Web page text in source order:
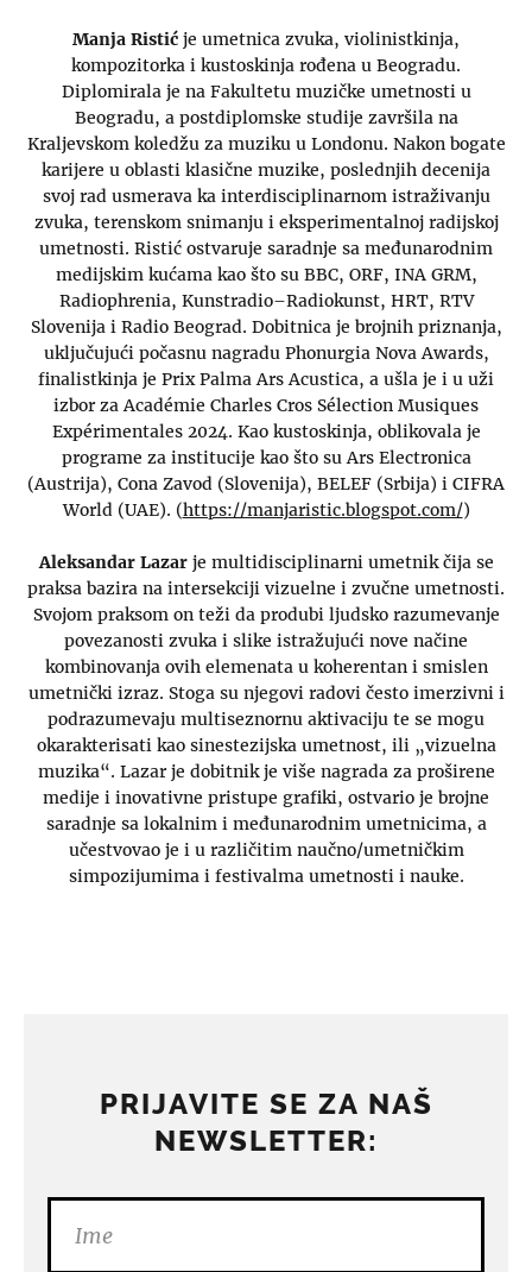
Manja Ristić je umetnica zvuka, violinistkinja,
kompozitorka i kustoskinja rođena u Beogradu.
Diplomirala je na Fakultetu muzičke umetnosti u
Beogradu, a postdiplomske studije završila na
Kraljevskom koledžu za muziku u Londonu. Nakon bogate
karijere u oblasti klasične muzike, poslednjih decenija
svoj rad usmerava ka interdisciplinarnom istraživanju
zvuka, terenskom snimanju i eksperimentalnoj radijskoj
umetnosti. Ristić ostvaruje saradnje sa međunarodnim
medijskim kućama kao što su BBC, ORF, INA GRM,
Radiophrenia, Kunstradio–Radiokunst, HRT, RTV
Slovenija i Radio Beograd. Dobitnica je brojnih priznanja,
uključujući počasnu nagradu Phonurgia Nova Awards,
finalistkinja je Prix Palma Ars Acustica, a ušla je i u uži
izbor za Académie Charles Cros Sélection Musiques
Expérimentales 2024. Kao kustoskinja, oblikovala je
programe za institucije kao što su Ars Electronica
(Austrija), Cona Zavod (Slovenija), BELEF (Srbija) i CIFRA
World (UAE). (https://manjaristic.blogspot.com/)
Aleksandar Lazarje multidisciplinarni umetnik čija se
praksa bazira na intersekciji vizuelne i zvučne umetnosti.
Svojom praksom on teži da produbi ljudsko razumevanje
povezanosti zvuka i slike istražujući nove načine
kombinovanja ovih elemenata u koherentan i smislen
umetnički izraz. Stoga su njegovi radovi često imerzivni i
podrazumevaju multiseznornu aktivaciju te se mogu
okarakterisati kao sinestezijska umetnost, ili „vizuelna
muzika“. Lazar je dobitnik je više nagrada za proširene
medije i inovativne pristupe grafiki, ostvario je brojne
saradnje sa lokalnim i međunarodnim umetnicima, a
učestvovao je i u različitim naučno/umetničkim
simpozijumima i festivalma umetnosti i nauke.
PRIJAVITE SE ZA NAŠ
NEWSLETTER: